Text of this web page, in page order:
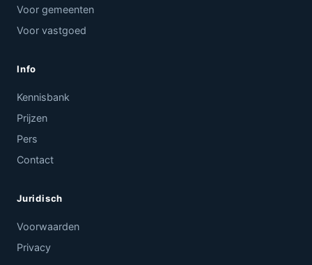
Voor gemeenten
Voor vastgoed
Info
Kennisbank
Prijzen
Pers
Contact
Juridisch
Voorwaarden
Privacy